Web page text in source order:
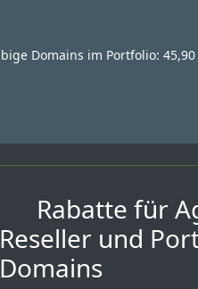
Domains im Portfolio:
Rabatte für
Reseller und
Domains